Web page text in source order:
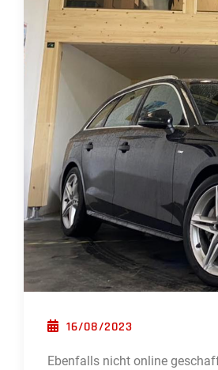
POSTED ON
16/08/2023
Ebenfalls nicht online